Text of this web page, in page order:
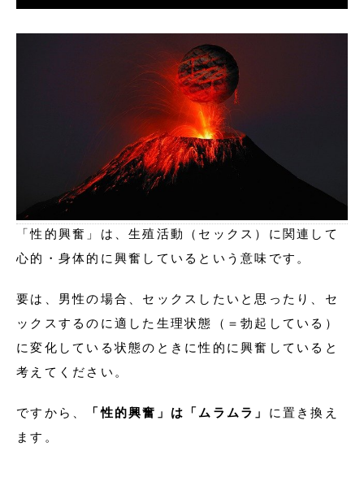
「性的興奮」は、生殖活動（セックス）に関連して
心的・身体的に興奮しているという意味です。
要は、男性の場合、セックスしたいと思ったり、セ
ックスするのに適した生理状態（＝勃起している）
に変化している状態のときに性的に興奮していると
考えてください。
ですから、 「性的興奮」は「ムラムラ」 に置き換え
ます。